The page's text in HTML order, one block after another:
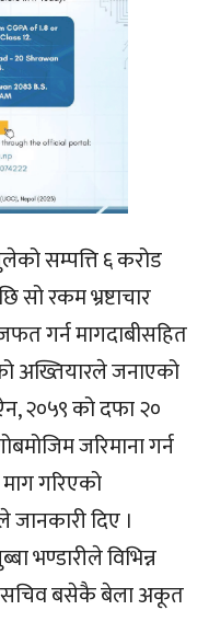
सम्पत्ति ६ करोड
रकम भ्रष्टाचार
गर्न मागदाबीसहित
अख्तियारले जनाएको
ऐन, २०५९ को दफा २०
जरिमाना गर्न
गरिएको
जानकारी दिए ।
भण्डारीले विभिन्न
सचिव बसेकै बेला अकूत